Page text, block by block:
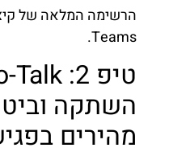
הרשימה המלאה של
Teams.
השתקה
מהירים